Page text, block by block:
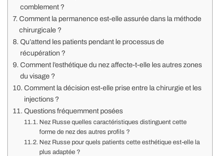
comblement ?
Comment la permanence est-elle assurée dans la méthode
chirurgicale ?
Qu’attend les patients pendant le processus de
récupération ?
Comment l’esthétique du nez affecte-t-elle les autres zones
du visage ?
Comment la décision est-elle prise entre la chirurgie et les
injections ?
Questions fréquemment posées
Nez Russe quelles caractéristiques distinguent cette
forme de nez des autres profils ?
Nez Russe pour quels patients cette esthétique est-elle la
plus adaptée ?